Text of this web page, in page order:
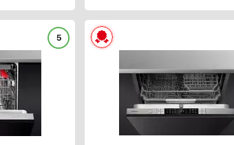
число
облегчает
приборы, кастрюли и подносы.
5